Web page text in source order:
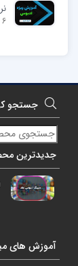
6 بهمن 1402
جستجو
جدیدترین
آموزش های